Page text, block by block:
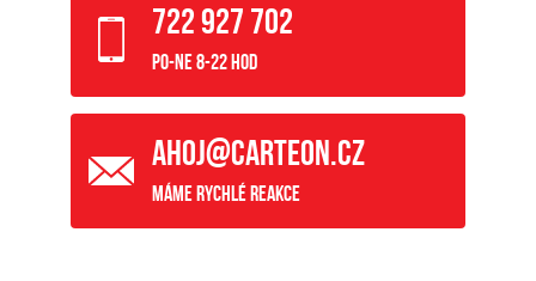
722 927 702
Po-Ne 8-22 hod
ahoj@carteon.cz
Máme rychlé reakce